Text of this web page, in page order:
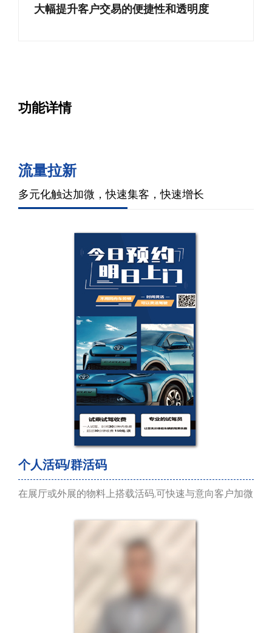
大幅提升客户交易的便捷性和透明度
功能详情
流量拉新
多元化触达加微，快速集客，快速增长
个人活码/群活码
在展厅或外展的物料上搭载活码,可快速与意向客户加微